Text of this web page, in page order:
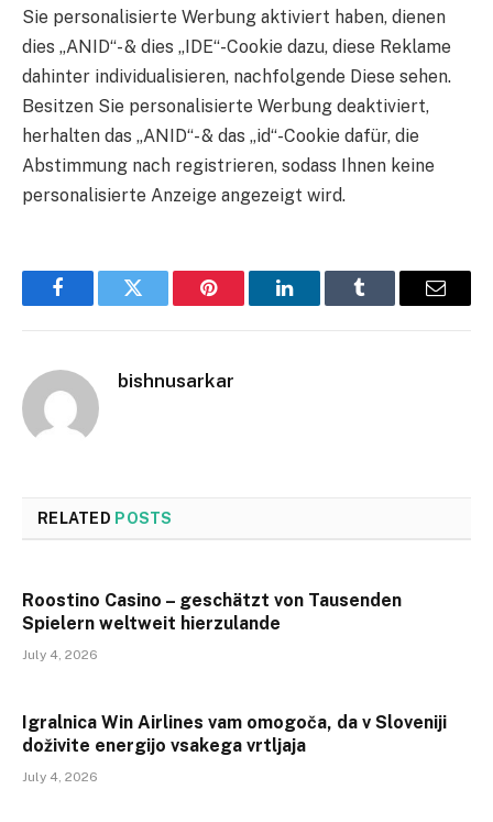
Sie personalisierte Werbung aktiviert haben, dienen
dies „ANID“- & dies „IDE“-Cookie dazu, diese Reklame
dahinter individualisieren, nachfolgende Diese sehen.
Besitzen Sie personalisierte Werbung deaktiviert,
herhalten das „ANID“- & das „id“-Cookie dafür, die
Abstimmung nach registrieren, sodass Ihnen keine
personalisierte Anzeige angezeigt wird.
FacebookTwitter Pinterest LinkedInTumblr Email
bishnusarkar
RELATED POSTS
Roostino Casino – geschätzt von Tausenden
Spielern weltweit hierzulande
July 4, 2026
Igralnica Win Airlines vam omogoča, da v Sloveniji
doživite energijo vsakega vrtljaja
July 4, 2026